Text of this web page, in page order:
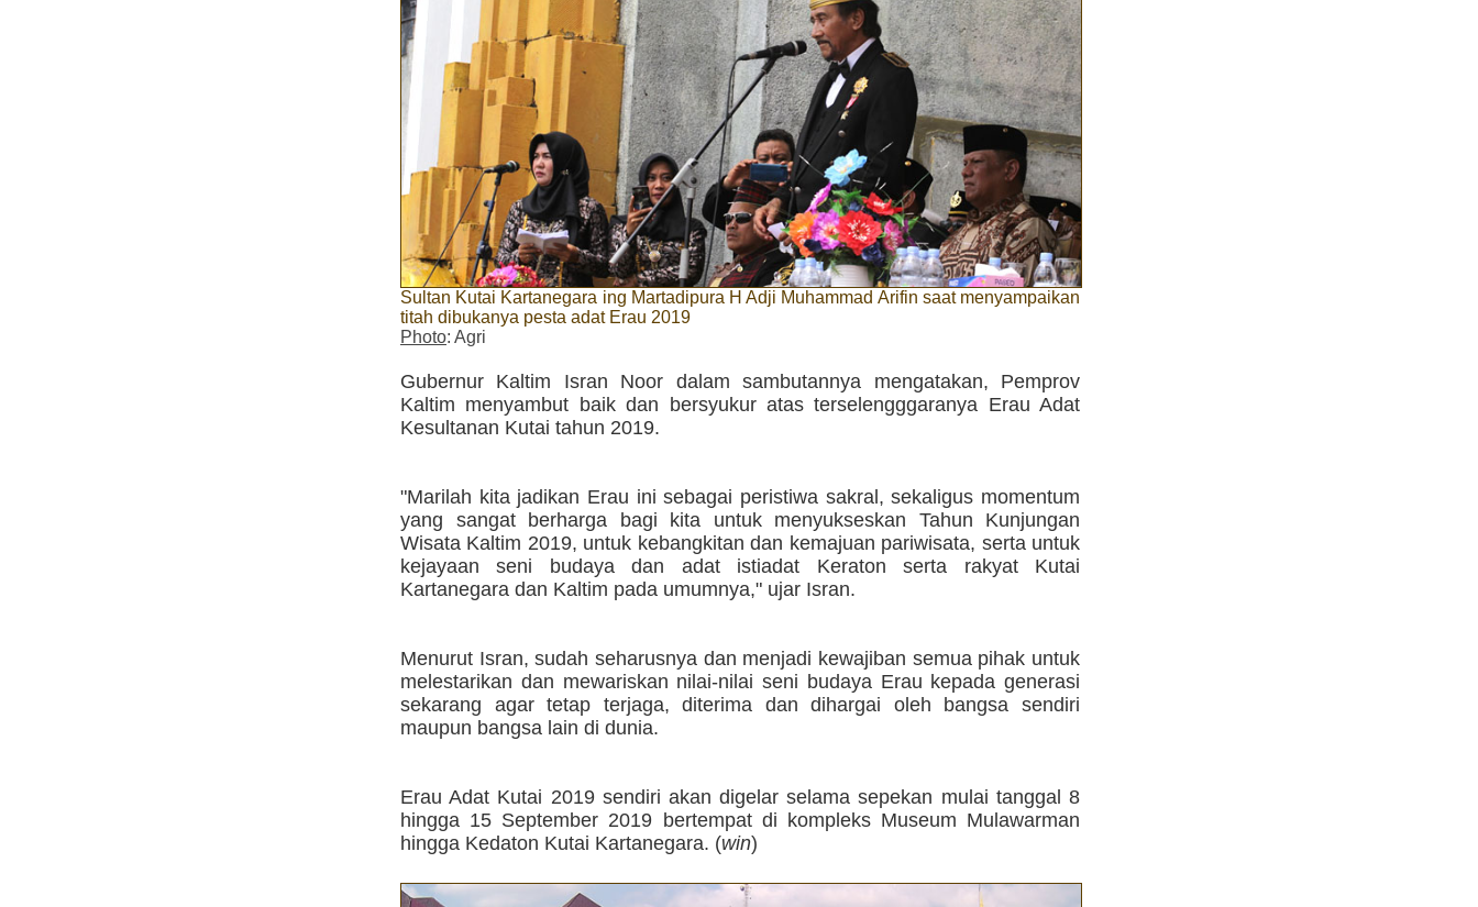
Sultan Kutai Kartanegara ing Martadipura H Adji Muhammad Arifin saat menyampaikan
titah dibukanya pesta adat Erau 2019
Photo: Agri
Gubernur Kaltim Isran Noor dalam sambutannya mengatakan, Pemprov
Kaltim menyambut baik dan bersyukur atas terselengggaranya Erau Adat
Kesultanan Kutai tahun 2019.
"Marilah kita jadikan Erau ini sebagai peristiwa sakral, sekaligus momentum
yang sangat berharga bagi kita untuk menyukseskan Tahun Kunjungan
Wisata Kaltim 2019, untuk kebangkitan dan kemajuan pariwisata, serta untuk
kejayaan seni budaya dan adat istiadat Keraton serta rakyat Kutai
Kartanegara dan Kaltim pada umumnya," ujar Isran.
Menurut Isran, sudah seharusnya dan menjadi kewajiban semua pihak untuk
melestarikan dan mewariskan nilai-nilai seni budaya Erau kepada generasi
sekarang agar tetap terjaga, diterima dan dihargai oleh bangsa sendiri
maupun bangsa lain di dunia.
Erau Adat Kutai 2019 sendiri akan digelar selama sepekan mulai tanggal 8
hingga 15 September 2019 bertempat di kompleks Museum Mulawarman
hingga Kedaton Kutai Kartanegara. (win)